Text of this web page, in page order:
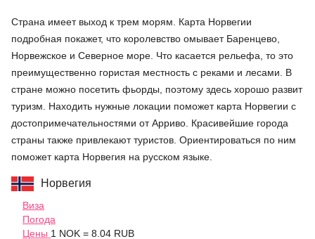
Страна имеет выход к трем морям. Карта Норвегии
подробная покажет, что королевство омывает Баренцево,
Норвежское и Северное море. Что касается рельефа, то это
преимущественно гористая местность с реками и лесами. В
стране можно посетить фьорды, поэтому здесь хорошо развит
туризм. Находить нужные локации поможет карта Норвегии с
достопримечательностями от Арриво. Красивейшие города
страны также привлекают туристов. Ориентироваться по ним
поможет карта Норвегия на русском языке.
Норвегия
Виза
Погода
Цены 1 NOK = 8.04 RUB